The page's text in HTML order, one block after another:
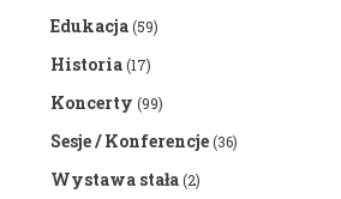
Edukacja(59)
Historia(17)
Koncerty (99)
Sesje / Konferencje(36)
Wystawa stała(2)